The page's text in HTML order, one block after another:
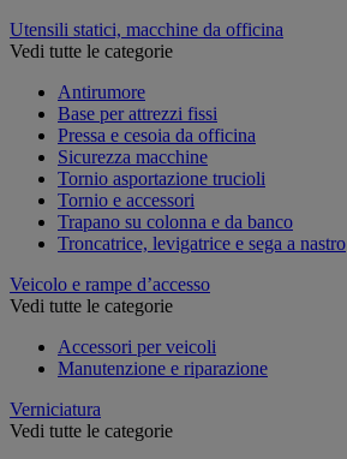
Utensili statici, macchine da officina
Vedi tutte le categorie
Antirumore
Base per attrezzi fissi
Pressa e cesoia da officina
Sicurezza macchine
Tornio asportazione trucioli
Tornio e accessori
Trapano su colonna e da banco
Troncatrice, levigatrice e sega a nastro
Veicolo e rampe d’accesso
Vedi tutte le categorie
Accessori per veicoli
Manutenzione e riparazione
Verniciatura
Vedi tutte le categorie